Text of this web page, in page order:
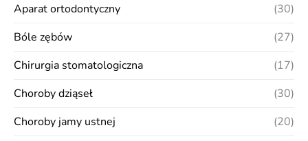
Aparat ortodontyczny
(30)
Bóle zębów
(27)
Chirurgia stomatologiczna
(17)
Choroby dziąseł
(30)
Choroby jamy ustnej
(20)